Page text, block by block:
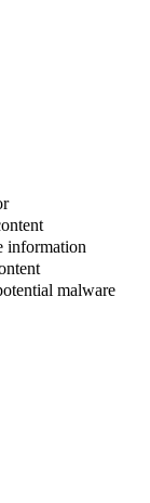
information
malware